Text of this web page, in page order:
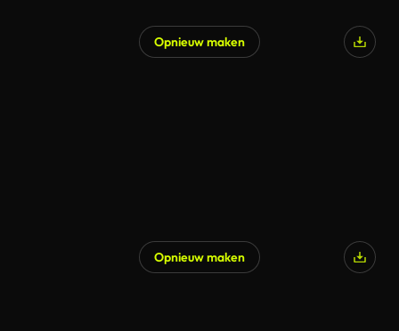
Opnieuw maken
Opnieuw maken